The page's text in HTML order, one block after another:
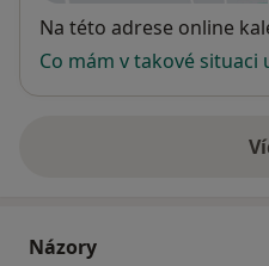
Dostupnost
Na této adrese online
Co mám v takové situaci
Názory